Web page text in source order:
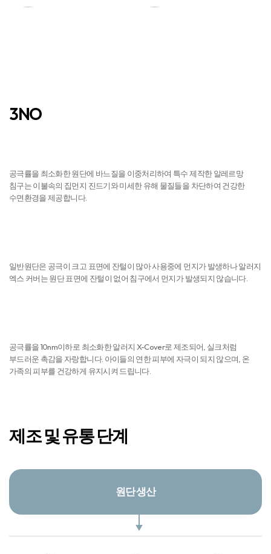
3NO
공극률을 최소화한 원단에 바느질을 이중처리하여 특수 제작한 알레르망
침구는 이불속의 집먼지 진드기와 미세한 유해 물질들을 차단하여 건강한
수면환경을 제공합니다.
일반원단은 공극이 크고 표면에 잔털이 많아 사용중에 먼지가 발생하나 알러지
엑스 커버는 원단 표면에 잔털이 없어 침구에서 먼지가 발생되지 않습니다.
공극률을 10nm이하로 최소화한 알러지 X-Cover로 제조되어, 실크처럼
부드러운 촉감을 자랑합니다. 아이들의 연한 피부에 자극이 되지 않으며, 온
가족의 피부를 건강하게 유지시켜 드립니다.
제조 및 유통 단계
원단 생산